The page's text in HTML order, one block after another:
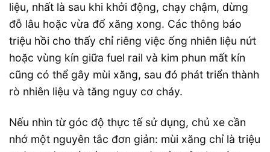
liệu, nhất là sau khi khởi động, chạy chậm, dừng
đỗ lâu hoặc vừa đổ xăng xong. Các thông báo
triệu hồi cho thấy chỉ riêng việc ống nhiên liệu nứt
hoặc vùng kín giữa fuel rail và kim phun mất kín
cũng có thể gây mùi xăng, sau đó phát triển thành
rò nhiên liệu và tăng nguy cơ cháy.
Nếu nhìn từ góc độ thực tế sử dụng, chủ xe cần
nhớ một nguyên tắc đơn giản: mùi xăng chỉ là triệu